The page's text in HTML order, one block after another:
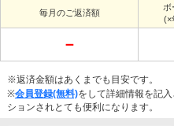
毎月のご返済額
ボ
(×
－
※返済金額はあくまでも目安です。
※会員登録(無料)をして詳細情報を記
ションされとても便利になります。